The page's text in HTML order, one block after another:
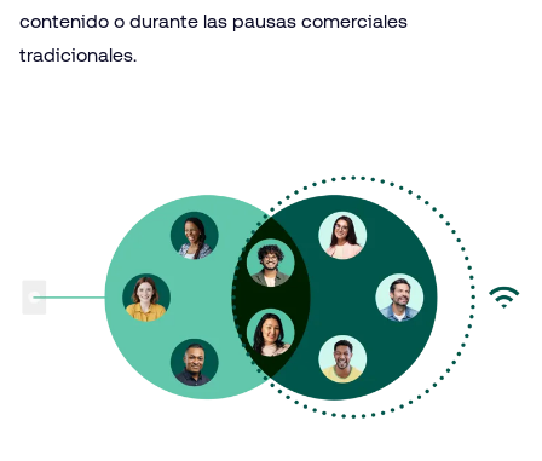
contenido o durante las pausas comerciales
tradicionales.